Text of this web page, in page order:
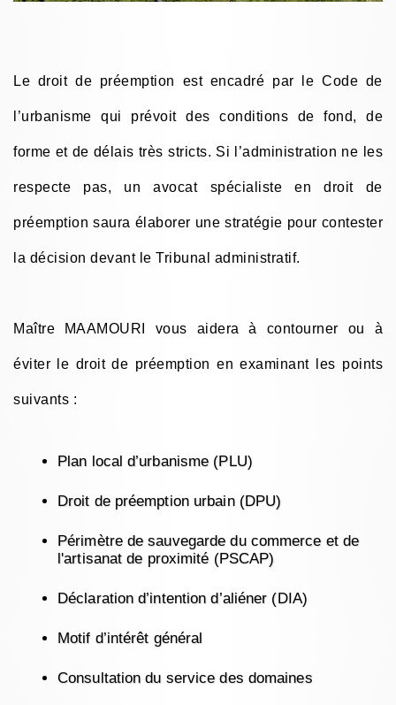
Le droit de préemption est encadré par le Code de
l’urbanisme qui prévoit des conditions de fond, de
forme et de délais très stricts. Si l’administration ne les
respecte pas, un avocat spécialiste en droit de
préemption saura élaborer une stratégie pour contester
la décision devant le Tribunal administratif.
Maître MAAMOURI vous aidera à contourner ou à
éviter le droit de préemption en examinant les points
suivants :
Plan local d’urbanisme (PLU)
Droit de préemption urbain (DPU)
Périmètre de sauvegarde du commerce et de
l'artisanat de proximité (PSCAP)
Déclaration d’intention d’aliéner (DIA)
Motif d’intérêt général
Consultation du service des domaines